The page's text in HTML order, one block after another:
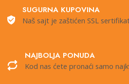
SUGURNA KUPOVINA
Naš sajt je zaštićen SSL
NAJBOLJA PONUDA
Kod nas ćete pronaći samo